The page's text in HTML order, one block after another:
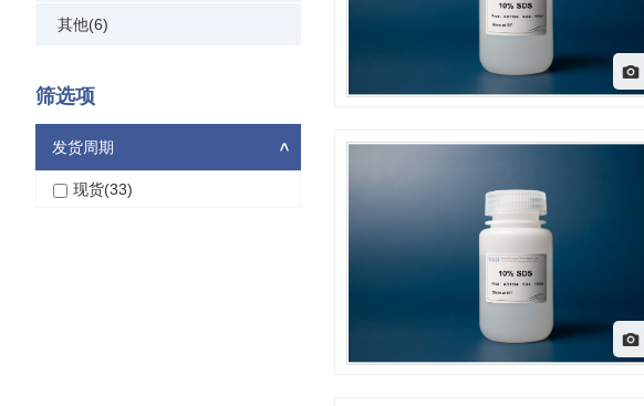
其他(6)
筛选项
发货周期 >
现货(33)